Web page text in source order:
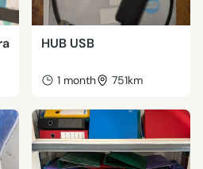
HUB USB
1 month 751km